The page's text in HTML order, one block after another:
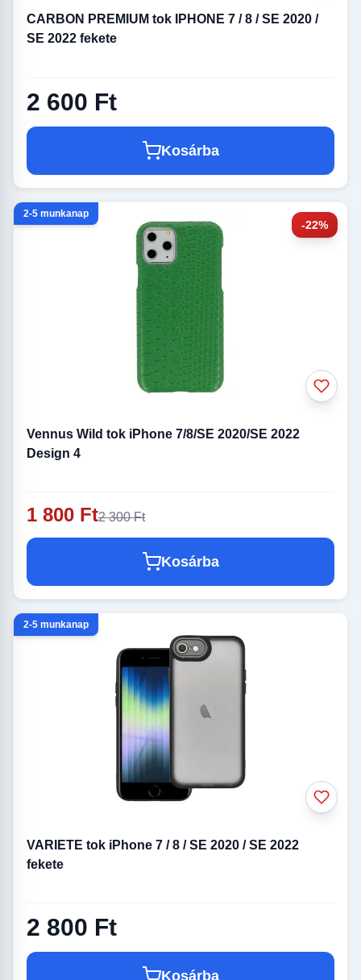
CARBON PREMIUM tok IPHONE 7 / 8 / SE 2020 /
SE 2022 fekete
2 600 Ft
Kosárba
-22%
2-5 munkanap
Vennus Wild tok iPhone 7/8/SE 2020/SE 2022
Design 4
1 800 Ft2 300 Ft
Kosárba
2-5 munkanap
VARIETE tok iPhone 7 / 8 / SE 2020 / SE 2022
fekete
2 800 Ft
Kosárba